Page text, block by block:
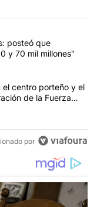
comentarios en los
listo para 'atajar'
posteó que
y 70 mil millones"
F 16
el centro porteño y el
de la Fuerza
por